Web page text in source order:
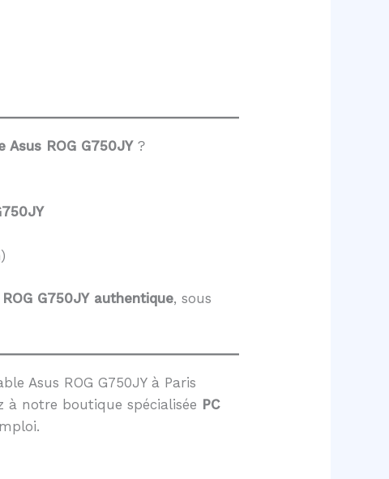
Asus ROG G750JY?
G750JY authentique, sous
Asus ROG G750JY à Paris
à notre boutique spécialisée PC